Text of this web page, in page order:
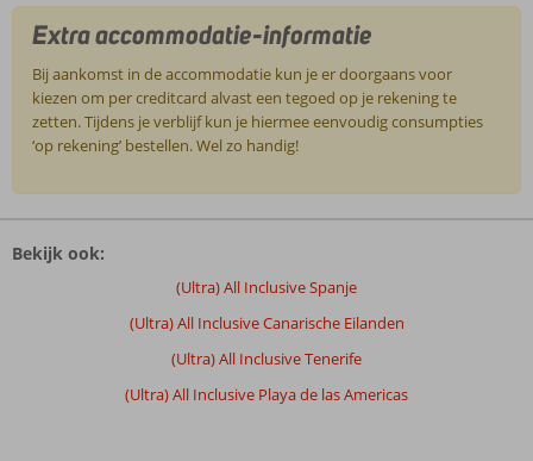
Extra accommodatie-informatie
Bij aankomst in de accommodatie kun je er doorgaans voor
kiezen om per creditcard alvast een tegoed op je rekening te
zetten. Tijdens je verblijf kun je hiermee eenvoudig consumpties
‘op rekening’ bestellen. Wel zo handig!
zijn
Bekijk ook:
(Ultra) All Inclusive Spanje
(Ultra) All Inclusive Canarische Eilanden
(Ultra) All Inclusive Tenerife
(Ultra) All Inclusive Playa de las Americas